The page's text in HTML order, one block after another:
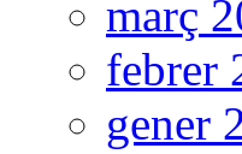
març
febrer
gener